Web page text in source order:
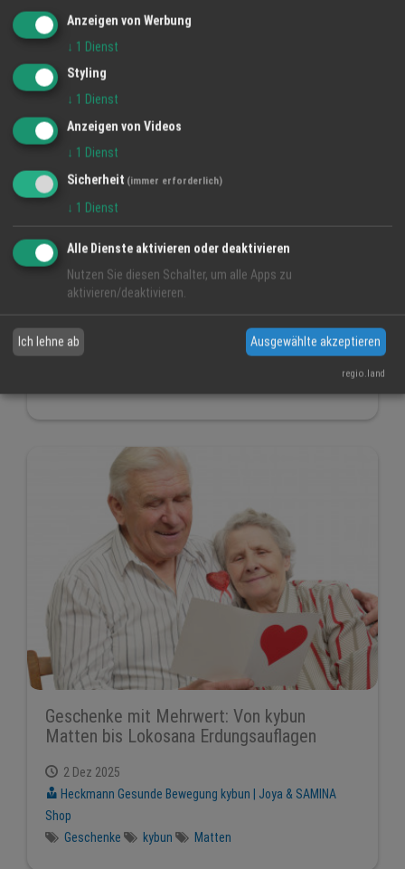
Ho, ho, Führerschein! Der ultimative
3 Dez 2025
Geschenke mit Mehrwert: Von kybun
Matten bis Lokosana Erdungsauflagen
2 Dez 2025
Heckmann Gesunde Bewegung kybun | Joya & SAMINA
Shop
Geschenke
kybun Matten
Anzeigen von Werbung
↓ 1 Dienst
Styling
↓ 1 Dienst
Anzeigen von Videos
↓ 1 Dienst
Sicherheit (immer erforderlich)
↓ 1 Dienst
Alle Dienste aktivieren oder deaktivieren
Nutzen Sie diesen Schalter, um alle Apps zu
aktivieren/deaktivieren.
Ich lehne ab Ausgewählte akzeptieren
regio.land